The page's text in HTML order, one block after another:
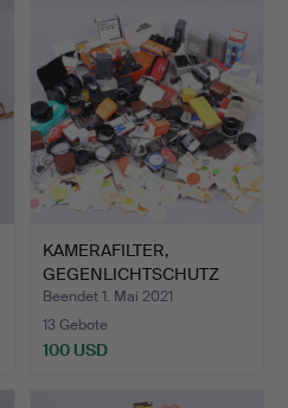
KAMERAFILTER,
GEGENLICHTSCHUTZ
etc., große…
Beendet 1. Mai 2021
13 Gebote
100 USD